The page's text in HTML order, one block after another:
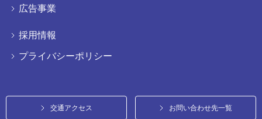
広告事業
採用情報
プライバシーポリシー
交通アクセス お問い合わせ先一覧